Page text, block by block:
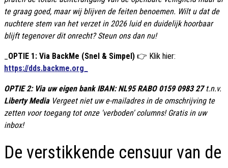
te graag goed, maar wij blijven de feiten benoemen. Wilt u dat de
nuchtere stem van het verzet in 2026 luid en duidelijk hoorbaar
blijft tegenover dit onrecht? Steun ons dan nu!
OPTIE 1: Via BackMe (Snel & Simpel) 👉 Klik hier:
https://dds.backme.org_
OPTIE 2: Via uw eigen bank IBAN: NL95 RABO 0159 0983 27t.n.v.
Liberty Media Vergeet niet uw e-mailadres in de omschrijving te
zetten voor toegang tot onze 'verboden' columns! Gratis in uw
inbox!
De verstikkende censuur van de